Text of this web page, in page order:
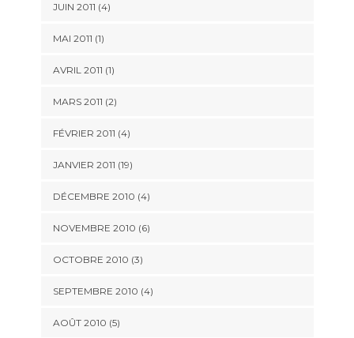
JUIN 2011 (4)
MAI 2011 (1)
AVRIL 2011 (1)
MARS 2011 (2)
FÉVRIER 2011 (4)
JANVIER 2011 (19)
DÉCEMBRE 2010 (4)
NOVEMBRE 2010 (6)
OCTOBRE 2010 (3)
SEPTEMBRE 2010 (4)
AOÛT 2010 (5)